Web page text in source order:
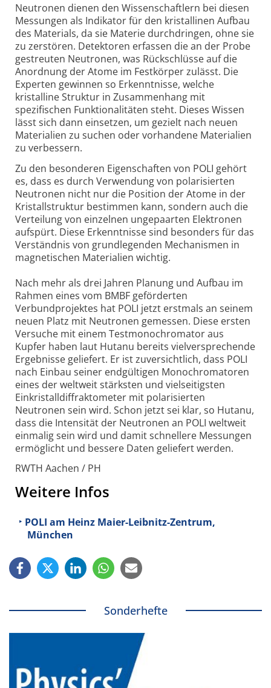
Neutronen dienen den Wissenschaftlern bei diesen
Messungen als Indikator für den kristallinen Aufbau
des Materials, da sie Materie durchdringen, ohne sie
zu zerstören. Detektoren erfassen die an der Probe
gestreuten Neutronen, was Rückschlüsse auf die
Anordnung der Atome im Festkörper zulässt. Die
Experten gewinnen so Erkenntnisse, welche
kristalline Struktur in Zusammenhang mit
spezifischen Funktionalitäten steht. Dieses Wissen
lässt sich dann einsetzen, um gezielt nach neuen
Materialien zu suchen oder vorhandene Materialien
zu verbessern.
Zu den besonderen Eigenschaften von POLI gehört
es, dass es durch Verwendung von polarisierten
Neutronen nicht nur die Position der Atome in der
Kristallstruktur bestimmen kann, sondern auch die
Verteilung von einzelnen ungepaarten Elektronen
aufspürt. Diese Erkenntnisse sind besonders für das
Verständnis von grundlegenden Mechanismen in
magnetischen Materialien wichtig.
Nach mehr als drei Jahren Planung und Aufbau im
Rahmen eines vom BMBF geförderten
Verbundprojektes hat POLI jetzt erstmals an seinem
neuen Platz mit Neutronen gemessen. Diese ersten
Versuche mit einem Testmonochromator aus
Kupfer haben laut Hutanu bereits vielversprechende
Ergebnisse geliefert. Er ist zuversichtlich, dass POLI
nach Einbau seiner endgültigen Monochromatoren
eines der weltweit stärksten und vielseitigsten
Einkristalldiffraktometer mit polarisierten
Neutronen sein wird. Schon jetzt sei klar, so Hutanu,
dass die Intensität der Neutronen an POLI weltweit
einmalig sein wird und damit schnellere Messungen
ermöglicht und bessere Daten geliefert werden.
RWTH Aachen / PH
Weitere Infos
POLI am Heinz Maier-Leibnitz-Zentrum,
München
Sonderhefte